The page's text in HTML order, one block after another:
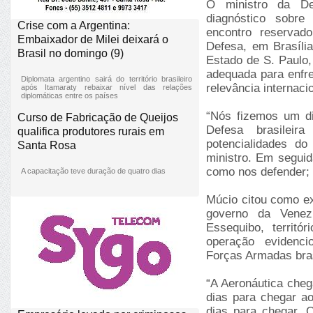
Crise com a Argentina:
Embaixador de Milei deixará o
Brasil no domingo (9)
Diplomata argentino sairá do território brasileiro
após Itamaraty rebaixar nível das relações
diplomáticas entre os países
Curso de Fabricação de Queijos
qualifica produtores rurais em
Santa Rosa
A capacitação teve duração de quatro dias
O ministro da
diagnóstico
encontro
Defesa, em
Estado de S.
adequada para
relevância
“Nós fizemos um
Defesa
potencialidades
ministro. Em
como nos defender;
Múcio citou como
governo da
Essequibo,
operação
Forças Armadas
“A Aeronáutica
dias para chegar